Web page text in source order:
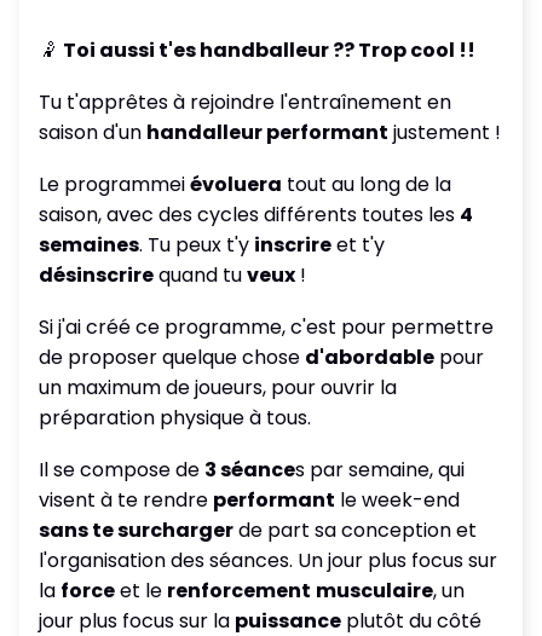
🤾 Toi aussi t'es handballeur ?? Trop cool !!
Tu t'apprêtes à rejoindre l'entraînement en
saison d'un handalleur performant justement !
Le programmeiévoluera tout au long de la
saison, avec des cycles différents toutes les 4
semaines. Tu peux t'y inscrireet t'y
désinscrirequand tuveux !
Si j'ai créé ce programme, c'est pour permettre
de proposer quelque chose d'abordable pour
un maximum de joueurs, pour ouvrir la
préparation physique à tous.
Il se compose de 3 séances par semaine, qui
visent à te rendre performant le week-end
sans te surchargerde part sa conception et
l'organisation des séances. Un jour plus focus sur
la forceet le renforcement musculaire, un
jour plus focus sur la puissance plutôt du côté